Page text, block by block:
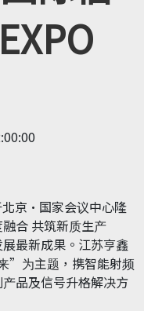
京·国家会议中心隆
合 共筑新质生产
最新成果。江苏亨鑫
”为主题，携智能射频
品及信号升格解决方